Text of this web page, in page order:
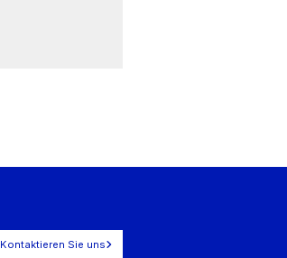
Kontaktieren Sie uns